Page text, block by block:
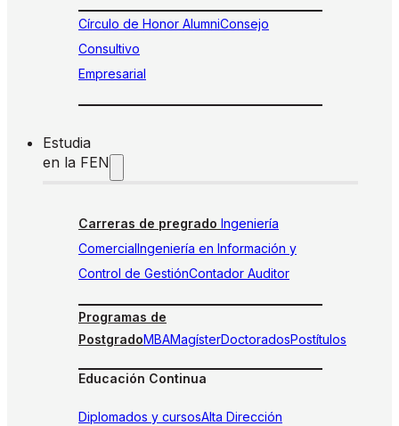
Círculo de Honor AlumniConsejo
Consultivo
Empresarial
Estudia
en la FEN
Carreras de pregrado Ingeniería
ComercialIngeniería en Información y
Control de GestiónContador Auditor
Programas de
PostgradoMBAMagísterDoctoradosPostítulos
Educación Continua
Diplomados y cursosAlta Dirección